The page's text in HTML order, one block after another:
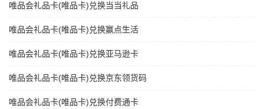
唯品会礼品卡(唯品卡)兑换当当礼品
唯品会礼品卡(唯品卡)兑换赢点生活
唯品会礼品卡(唯品卡)兑换亚马逊卡
唯品会礼品卡(唯品卡)兑换京东领货码
唯品会礼品卡(唯品卡)兑换付费通卡